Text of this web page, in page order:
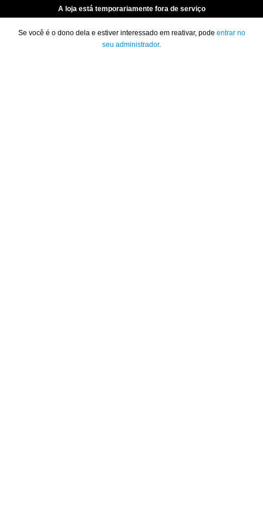
A loja está temporariamente fora de serviço
Se você é o dono dela e estiver interessado em reativar, pode entrar no
seu administrador.